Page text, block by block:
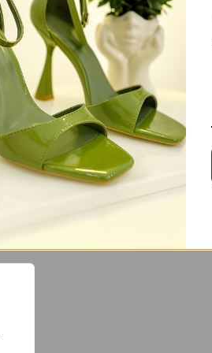
ACCEDI
Non hai un account ?